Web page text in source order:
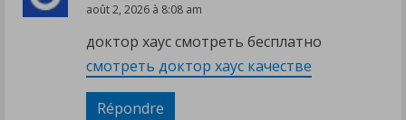
août 2, 2026 à 8:08 am
доктор хаус смотреть бесплатно
смотреть доктор хаус качестве
Répondre